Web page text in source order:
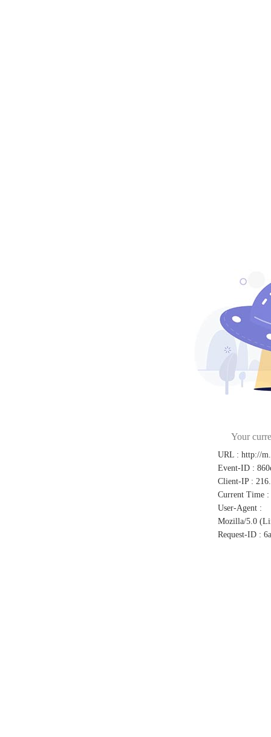
Your
URL : http://
Event-ID :
Client-IP :
Current Time :
User-Agent :
Mozilla/5.0
Request-ID :